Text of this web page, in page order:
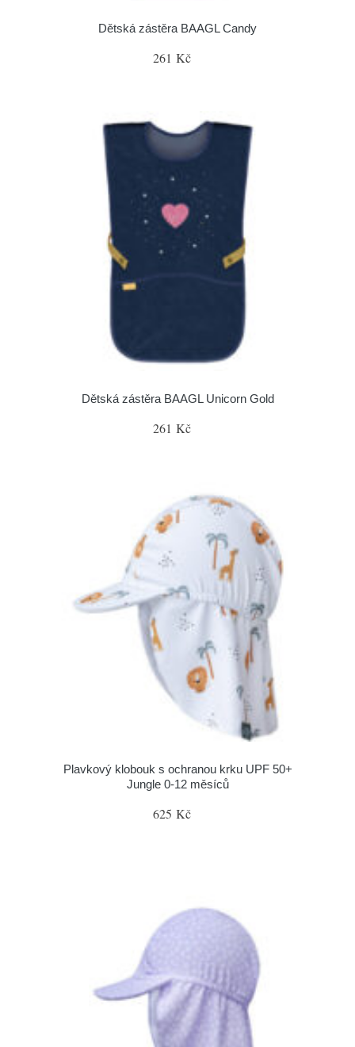
Dětská zástěra BAAGL Candy
261 Kč
Dětská zástěra BAAGL Unicorn Gold
261 Kč
Plavkový klobouk s ochranou krku UPF 50+
Jungle 0-12 měsíců
625 Kč